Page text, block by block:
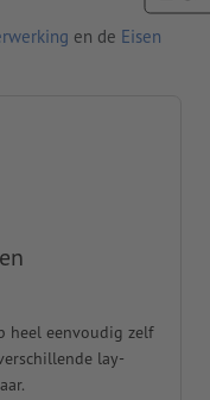
en de Eisen
heel eenvoudig zelf
lay-